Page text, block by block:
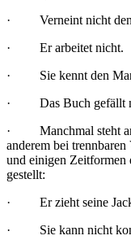
· Verneint nicht den
· Er arbeitet nicht.
· Sie kennt den
· Das Buch gefällt
· Manchmal steht am
anderem bei
und einigen
gestellt:
· Er zieht seine
· Sie kann nicht